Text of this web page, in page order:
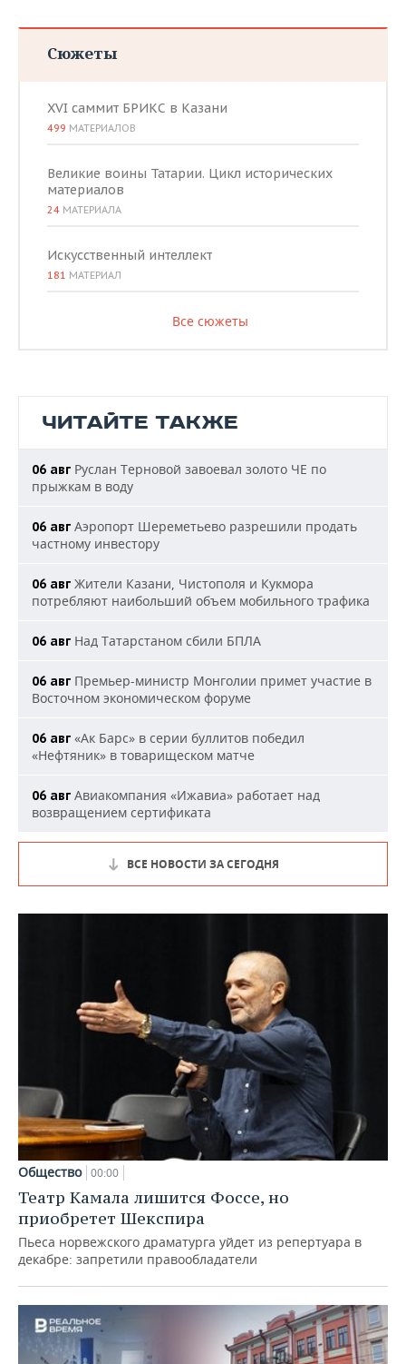
ХОККЕЙ С МЯЧОМ
ПРОИСШЕСТВИЯ
Сюжеты
XVI саммит БРИКС в Казани
499 МАТЕРИАЛОВ
Великие воины Татарии. Цикл исторических
материалов
24 МАТЕРИАЛА
Искусственный интеллект
181 МАТЕРИАЛ
Все сюжеты
ЧИТАЙТЕ ТАКЖЕ
06 авг Руслан Терновой завоевал золото ЧЕ по
прыжкам в воду
06 авг Аэропорт Шереметьево разрешили продать
частному инвестору
06 авг Жители Казани, Чистополя и Кукмора
потребляют наибольший объем мобильного трафика
06 авг Над Татарстаном сбили БПЛА
06 авг Премьер-министр Монголии примет участие в
Восточном экономическом форуме
06 авг «Ак Барс» в серии буллитов победил
«Нефтяник» в товарищеском матче
06 авг Авиакомпания «Ижавиа» работает над
возвращением сертификата
ВСЕ НОВОСТИ ЗА СЕГОДНЯ
Общество 00:00
Театр Камала лишится Фоссе, но
приобретет Шекспира
Пьеса норвежского драматурга уйдет из репертуара в
декабре: запретили правообладатели